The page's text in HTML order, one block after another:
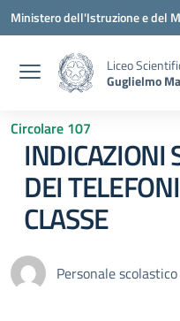
Vai ai contenuti
Vai al menu di navigazione
Vai al footer
Ministero dell'Istruzione e del
Liceo
Guglielmo
Circolare 107
INDICAZIONI
DEI
CLASSE
Personale scolastico